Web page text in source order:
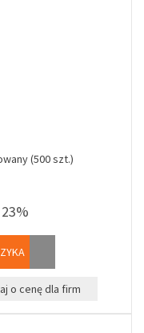
(500 szt.)
23%
o cenę dla firm